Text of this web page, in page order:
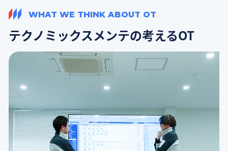
WHAT WE THINK ABOUT OT
テクノミックスメンテの考えるOT